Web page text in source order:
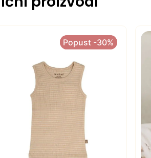
Popust -30%
Popust -30%